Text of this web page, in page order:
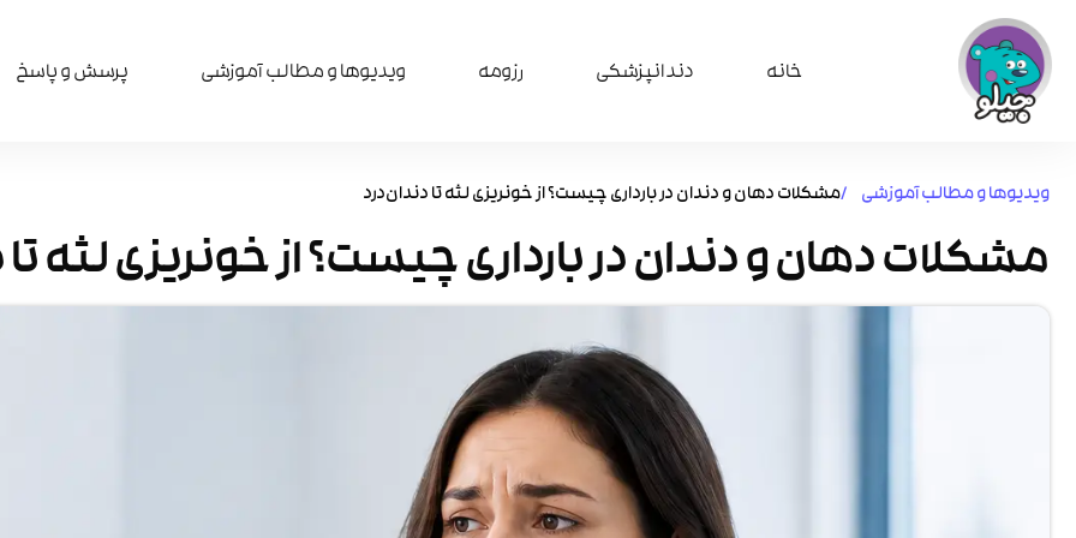
خانه دندانپزشکی رزومه ویدیوها و مطالب آموزشی​ پرسش و پاسخ
ویدیوها و مطالب آموزشی /مشکلات دهان و دندان در بارداری چیست؟ از خونریزی لثه تا دندان‌درد
مشکلات دهان و دندان در بارداری چیست؟ از خونریزی لثه تا